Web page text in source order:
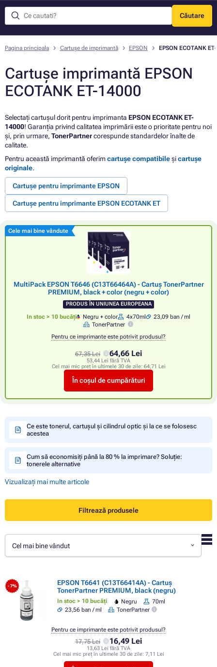
Căutare
Meniu
Pagina principala Cartușe de imprimantă EPSON EPSON ECOTANK
Cartușe imprimantă EPSON
ECOTANK ET-14000
Selectați cartușul dorit pentru imprimanta EPSON ECOTANK ET-
14000! Garanția privind calitatea imprimării este o prioritate pentru noi
și, prin urmare, TonerPartnercorespunde standardelor înalte de
calitate.
Pentru această imprimantă oferimcartușe compatibileșicartușe
originale.
Cartușe pentru imprimante EPSON
Cartușe pentru imprimante EPSON ECOTANK ET
Cele mai bine vândute
MultiPack EPSON T6646 (C13T66464A) - Cartuș TonerPartner
PREMIUM, black + color (negru + color)
PRODUS ÎN UNIUNEA EUROPEANA
In stoc > 10 bucăți Negru + color 4x70ml
23,09 ban / ml
TonerPartner
Pentru ce imprimante este potrivit produsul?
67,35 Lei 64,66 Lei
53,44 Lei fără TVA
Cel mai mic preț în ultimele 30 de zile: 64,71 Lei
În coșul de cumpărături
Ce este tonerul, cartușul și cilindrul optic și la ce se folosesc
acestea
Cum să economisiți până la 80 % la imprimare? Soluție:
tonerele alternative
Vizualizați mai multe articole
Filtrează produsele
Cel mai bine vândut
- 7%
EPSON T6641 (C13T66414A) - Cartuș
TonerPartner PREMIUM, black (negru)
In stoc > 10 bucăți Negru
70ml
23,56 ban / ml
TonerPartner
17,75 Lei 16,49 Lei
13,63 Lei fără TVA
Cel mai mic preț în ultimele 30 de zile: 7,11 Lei
Pentru ce imprimante este potrivit produsul?